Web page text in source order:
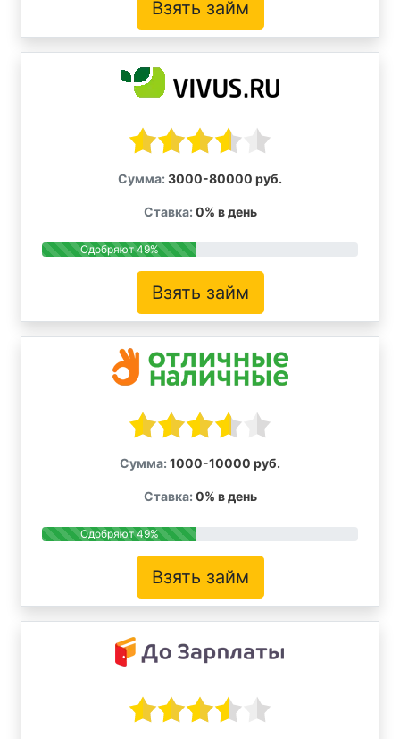
Взять займ
Сумма: 3000-80000 руб.
Ставка: 0% в день
Одобряют 49%
Взять займ
Сумма: 1000-10000 руб.
Ставка: 0% в день
Одобряют 49%
Взять займ